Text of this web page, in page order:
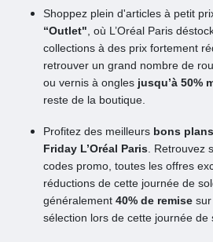
Shoppez plein d'articles à petit
“Outlet" , où L’Oréal Paris
collections à des prix fortement
retrouver un grand nombre de
ou vernis à ongles jusqu’à 50%
reste de la boutique.
Profitez des meilleurs bons
Friday L’Oréal Paris . Retrouvez
codes promo, toutes les offres
réductions de cette journée de
généralement 40% de remise
sélection lors de cette journée de